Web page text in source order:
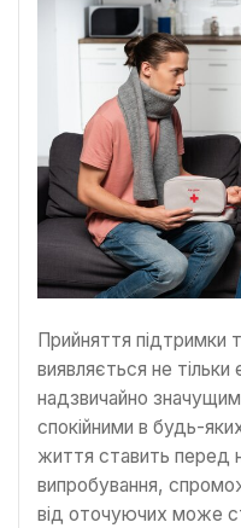
Прийняття підтримки
виявляється не
надзвичайно
спокійними в будь-
життя ставить перед
випробування,
від оточуючих може